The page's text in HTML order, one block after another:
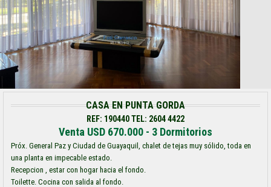
CASA EN PUNTA GORDA
REF: 190440 TEL: 2604 4422
Venta USD 670.000 - 3 Dormitorios
Próx. General Paz y Ciudad de Guayaquil, chalet de tejas muy sólido, toda en
una planta en impecable estado.
Recepcion , estar con hogar hacia el fondo.
Toilette. Cocina con salida al fondo.